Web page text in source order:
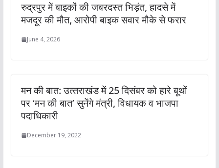
रुद्रपुर में बाइकों की जबरदस्त भिड़ंत, हादसे में
मजदूर की मौत, आरोपी बाइक सवार मौके से फरार
June 4, 2026
मन की बात: उत्‍तराखंड में 25 दिसंबर को हारे बूथों
पर ‘मन की बात’ सुनेंगे मंत्री, विधायक व भाजपा
पदाधिकारी
December 19, 2022